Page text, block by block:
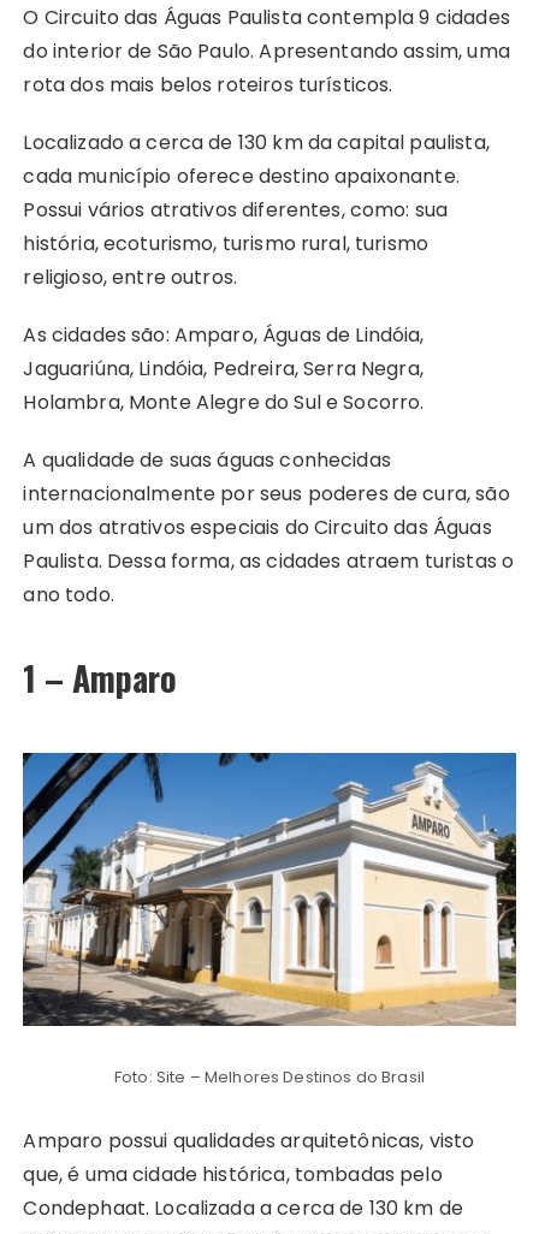
c
e
b
o
k
i
t
t
r
a
i
l
a
t
s
p
p
n
t
e
e
s
t
a
r
e
O Circuito das Águas Paulista contempla 9 cidades
do interior de São Paulo. Apresentando assim, uma
rota dos mais belos roteiros turísticos.
Localizado a cerca de 130 km da capital paulista,
cada município oferece destino apaixonante.
Possui vários atrativos diferentes, como: sua
história, ecoturismo, turismo rural, turismo
religioso, entre outros.
As cidades são: Amparo, Águas de Lindóia,
Jaguariúna, Lindóia, Pedreira, Serra Negra,
Holambra, Monte Alegre do Sul e Socorro.
A qualidade de suas águas conhecidas
internacionalmente por seus poderes de cura, são
um dos atrativos especiais do Circuito das Águas
Paulista. Dessa forma, as cidades atraem turistas o
ano todo.
1 – Amparo
Foto: Site – Melhores Destinos do Brasil
Amparo possui qualidades arquitetônicas, visto
que, é uma cidade histórica, tombadas pelo
Condephaat. Localizada a cerca de 130 km de